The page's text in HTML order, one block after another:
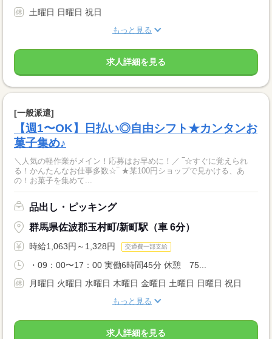
土曜日 日曜日 祝日
もっと見る
求人詳細を見る
[一般派遣]
【週1〜OK】日払い◎自由シフト★カンタンお
菓子集め♪
＼人気の軽作業がメイン！応募はお早めに！／ ‾☆すぐに覚えられ
る！かんたんなお仕事多数☆‾ ★某100円ショップで見かける、あ
の！お菓子を集めて...
品出し・ピッキング
群馬県佐波郡玉村町/新町駅（車 6分）
時給1,063円～1,328円 交通費一部支給
・09：00〜17：00 実働6時間45分 休憩 75...
月曜日 火曜日 水曜日 木曜日 金曜日 土曜日 日曜日 祝日
もっと見る
求人詳細を見る